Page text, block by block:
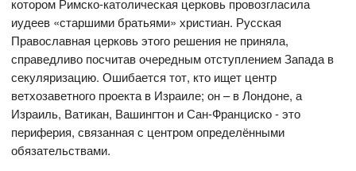
котором Римско-католическая церковь провозгласила
иудеев «старшими братьями» христиан. Русская
Православная церковь этого решения не приняла,
справедливо посчитав очередным отступлением Запада в
секуляризацию. Ошибается тот, кто ищет центр
ветхозаветного проекта в Израиле; он – в Лондоне, а
Израиль, Ватикан, Вашингтон и Сан-Франциско - это
периферия, связанная с центром определёнными
обязательствами.